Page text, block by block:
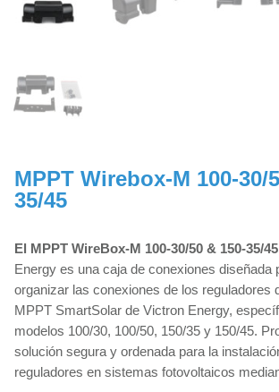
MPPT Wirebox-M 100-30/
35/45
El MPPT WireBox-M 100-30/50 & 150-35/
Energy es una caja de conexiones diseñada
organizar las conexiones de los reguladores
MPPT SmartSolar de Victron Energy,
modelos 100/30, 100/50, 150/35 y 150/45.
solución segura y ordenada para la
reguladores en sistemas fotovoltaicos